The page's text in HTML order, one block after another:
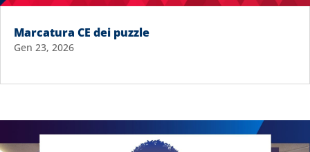
Marcatura CE dei puzzle
Gen 23, 2026